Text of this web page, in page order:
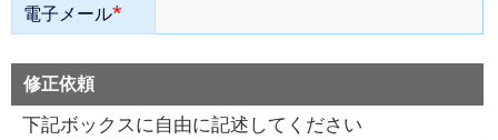
電子メール*
修正依頼
下記ボックスに自由に記述してください